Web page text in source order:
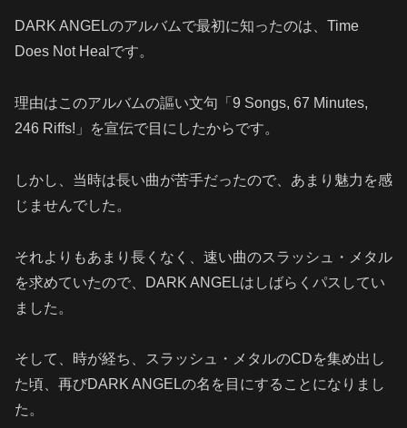
DARK ANGELのアルバムで最初に知ったのは、Time
Does Not Healです。
理由はこのアルバムの謳い文句「9 Songs, 67 Minutes,
246 Riffs!」を宣伝で目にしたからです。
しかし、当時は長い曲が苦手だったので、あまり魅力を感
じませんでした。
それよりもあまり長くなく、速い曲のスラッシュ・メタル
を求めていたので、DARK ANGELはしばらくパスしてい
ました。
そして、時が経ち、スラッシュ・メタルのCDを集め出し
た頃、再びDARK ANGELの名を目にすることになりまし
た。